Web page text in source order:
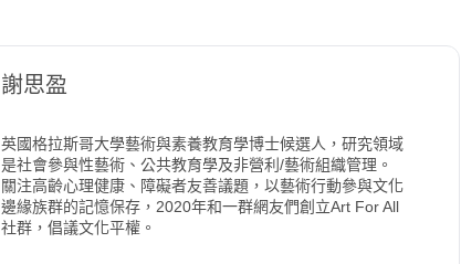
謝思盈
英國格拉斯哥大學藝術與素養教育學博士候選人，研究領域
是社會參與性藝術、公共教育學及非營利/藝術組織管理。
關注高齡心理健康、障礙者友善議題，以藝術行動參與文化
邊緣族群的記憶保存，2020年和一群網友們創立Art For All
社群，倡議文化平權。